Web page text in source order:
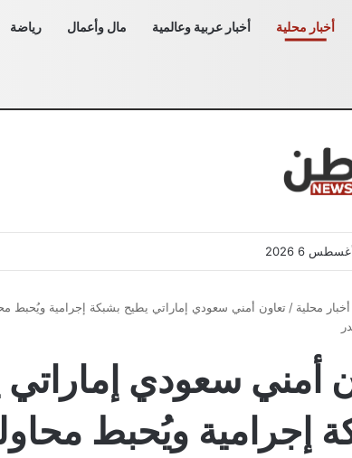
أخبار محلية أخبار عربية وعالمية مال وأعمال رياضة
6 2026
أخبار محلية /
أمني سعودي
إجرامية ويُحبط